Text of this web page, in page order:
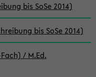
bis SoSe 2014)
bis SoSe 2014)
/ M.Ed.